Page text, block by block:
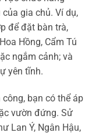
gia chủ. Ví dụ,
để đặt bàn trà,
Hồng, Cẩm Tú
ngắm cảnh; và
yên tĩnh.
bạn có thể áp
vườn đứng. Sử
Lan Ý, Ngân Hậu,